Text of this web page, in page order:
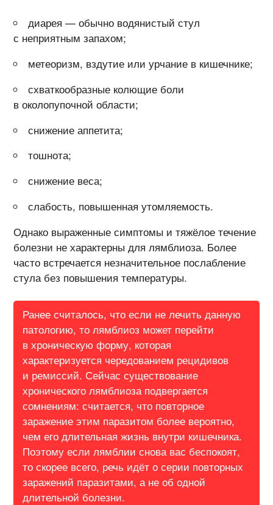
диарея — обычно водянистый стул
с неприятным запахом;
метеоризм, вздутие или урчание в кишечнике;
схваткообразные колющие боли
в околопупочной области;
снижение аппетита;
тошнота;
снижение веса;
слабость, повышенная утомляемость.
Однако выраженные симптомы и тяжёлое течение
болезни не характерны для лямблиоза. Более
часто встречается незначительное послабление
стула без повышения температуры.
Ранее считалось, что если не лечить данную
патологию, то лямблиоз может перейти
в хроническую форму, которая
характеризуется чередованием рецидивов
и ремиссий. Сейчас существование
хронического лямблиоза подвергается
сомнениям: считается, что повторное
заражение этим паразитом более вероятно,
чем его длительная жизнь внутри кишечника.
Поэтому если лямблии снова вас беспокоят,
то скорее всего, речь идёт о серии повторных
заражений паразитами, а не об одной
длительной болезни.